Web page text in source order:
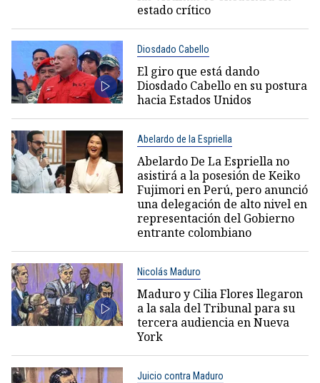
estado crítico
Diosdado Cabello
El giro que está dando
Diosdado Cabello en su postura
hacia Estados Unidos
Abelardo de la Espriella
Abelardo De La Espriella no
asistirá a la posesión de Keiko
Fujimori en Perú, pero anunció
una delegación de alto nivel en
representación del Gobierno
entrante colombiano
Nicolás Maduro
Maduro y Cilia Flores llegaron
a la sala del Tribunal para su
tercera audiencia en Nueva
York
Juicio contra Maduro